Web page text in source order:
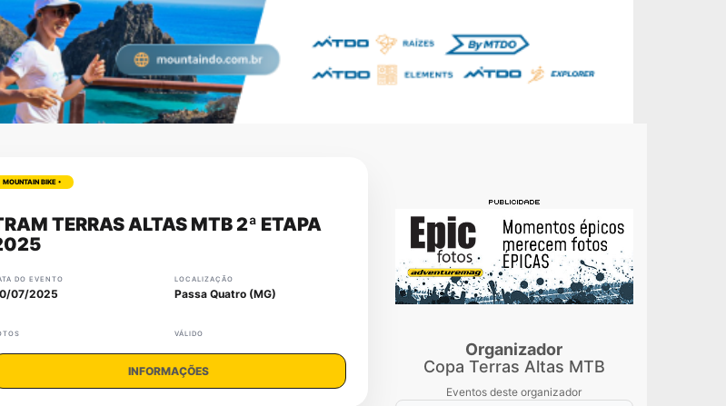
MOUNTAIN BIKE •
TERRAS ALTAS MTB 2ª ETAPA
DO EVENTO
07/2025
LOCALIZAÇÃO
Passa Quatro (MG)
VÁLIDO
INFORMAÇÕES
Organizador
Copa Terras Altas MTB
Eventos deste organizador